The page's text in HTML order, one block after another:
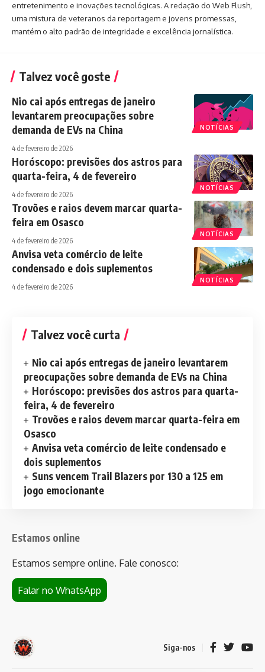
entretenimento e inovações tecnológicas. A redação do Web Flush,
uma mistura de veteranos da reportagem e jovens promessas,
mantém o alto padrão de integridade e excelência jornalística.
Talvez você goste
NOTÍCIAS
Nio cai após entregas de janeiro
levantarem preocupações sobre
demanda de EVs na China
4 de fevereiro de 2026
NOTÍCIAS
Horóscopo: previsões dos astros para
quarta-feira, 4 de fevereiro
4 de fevereiro de 2026
NOTÍCIAS
Trovões e raios devem marcar quarta-
feira em Osasco
4 de fevereiro de 2026
NOTÍCIAS
Anvisa veta comércio de leite
condensado e dois suplementos
4 de fevereiro de 2026
Talvez você curta
Nio cai após entregas de janeiro levantarem
preocupações sobre demanda de EVs na China
Horóscopo: previsões dos astros para quarta-
feira, 4 de fevereiro
Trovões e raios devem marcar quarta-feira em
Osasco
Anvisa veta comércio de leite condensado e
dois suplementos
Suns vencem Trail Blazers por 130 a 125 em
jogo emocionante
Estamos online
Estamos sempre online. Fale conosco:
Falar no WhatsApp
Siga-nos